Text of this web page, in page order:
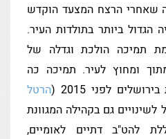
שאחרי הרצח המצעד הוקדש
הגדול ביותר בתולדות העיר.
תמיכה הולכת וגדלה של
ומחוץ לעיר. תמיכה כה
לפני 2015 (
הרטל
לשינויים גם בקהילה המגוונת
להט"ב דתיים לאומיים,